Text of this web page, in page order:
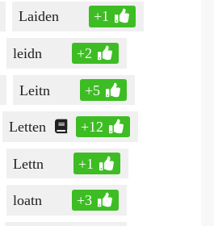
Laiden +1
leidn +2
Leitn +5
Letten +12
Lettn +1
loatn +3